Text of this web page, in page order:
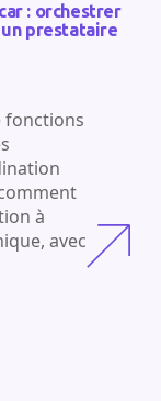
: orchestrer
prestataire
fonctions
à
avec